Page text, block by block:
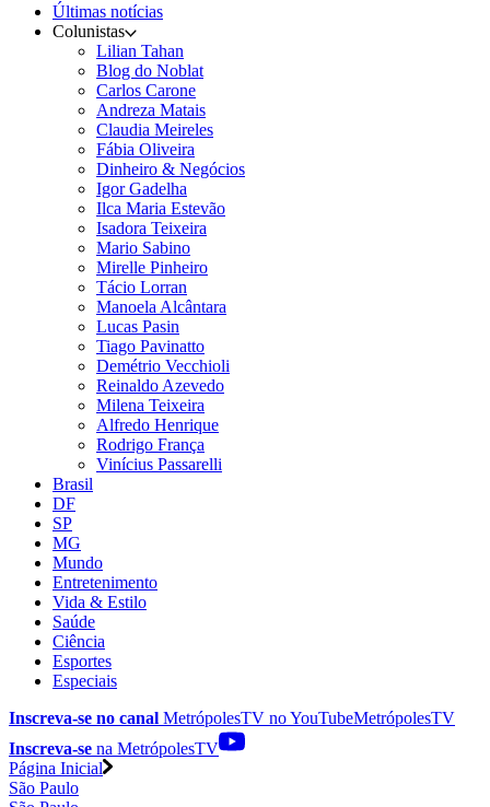
Últimas notícias
Colunistas
Lilian Tahan
Blog do Noblat
Carlos Carone
Andreza Matais
Claudia Meireles
Fábia Oliveira
Dinheiro & Negócios
Igor Gadelha
Ilca Maria Estevão
Isadora Teixeira
Mario Sabino
Mirelle Pinheiro
Tácio Lorran
Manoela Alcântara
Lucas Pasin
Tiago Pavinatto
Demétrio Vecchioli
Reinaldo Azevedo
Milena Teixeira
Alfredo Henrique
Rodrigo França
Vinícius Passarelli
Brasil
DF
SP
MG
Mundo
Entretenimento
Vida & Estilo
Saúde
Ciência
Esportes
Especiais
Inscreva-se no canal MetrópolesTV noYouTubeMetrópolesTV
Inscreva-se na MetrópolesTV
Página Inicial
São Paulo